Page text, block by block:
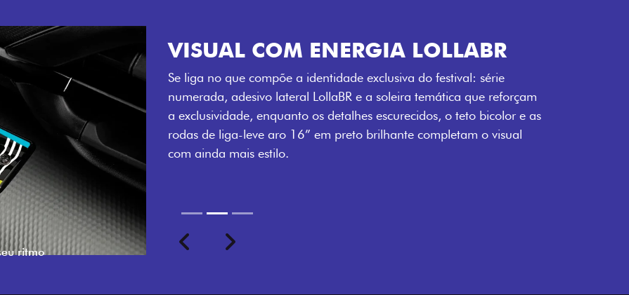
VISUAL COM ENERGIA LOLLABR
Se liga no que compõe a identidade exclusiva do festival: série
numerada, adesivo lateral LollaBR e a soleira temática que reforçam
a exclusividade, enquanto os detalhes escurecidos, o teto bicolor e as
rodas de liga-leve aro 16” em preto brilhante completam o visual
com ainda mais estilo.
ritmo
PreviousNext